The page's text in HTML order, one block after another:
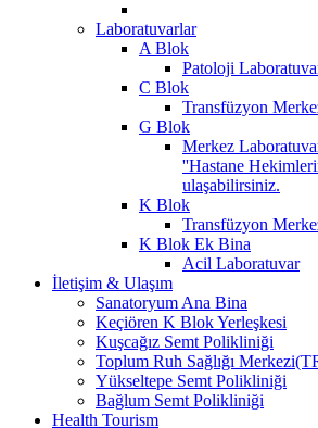
Laboratuvarlar
A Blok
Patoloji
C Blok
Transfüzyon
G Blok
Merkez
''Hastane
ulaşabilirsiniz.
K Blok
Transfüzyon
K Blok Ek Bina
Acil Laboratuvar
İletişim & Ulaşım
Sanatoryum Ana Bina
Keçiören K Blok Yerleşkesi
Kuşcağız Semt Polikliniği
Toplum Ruh Sağlığı
Yükseltepe Semt Polikliniği
Bağlum Semt Polikliniği
Health Tourism